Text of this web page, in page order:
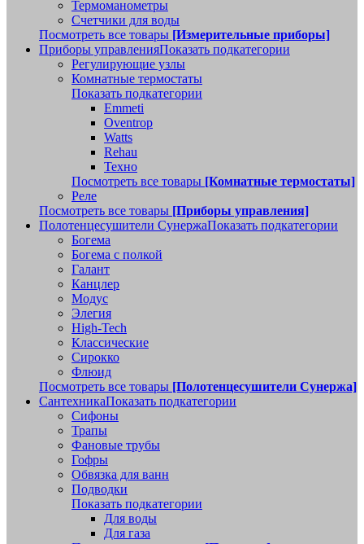
Термоманометры
Счетчики для воды
Посмотреть все товары [Измерительные приборы]
Приборы управленияПоказать подкатегории
Регулирующие узлы
Комнатные термостаты
Показать подкатегории
Emmeti
Oventrop
Watts
Rehau
Техно
Посмотреть все товары [Комнатные термостаты]
Реле
Посмотреть все товары [Приборы управления]
Полотенцесушители СунержаПоказать подкатегории
Богема
Богема с полкой
Галант
Канцлер
Модус
Элегия
High-Tech
Классические
Сирокко
Флюид
Посмотреть все товары [Полотенцесушители Сунержа]
СантехникаПоказать подкатегории
Сифоны
Трапы
Фановые трубы
Гофры
Обвязка для ванн
Подводки
Показать подкатегории
Для воды
Для газа